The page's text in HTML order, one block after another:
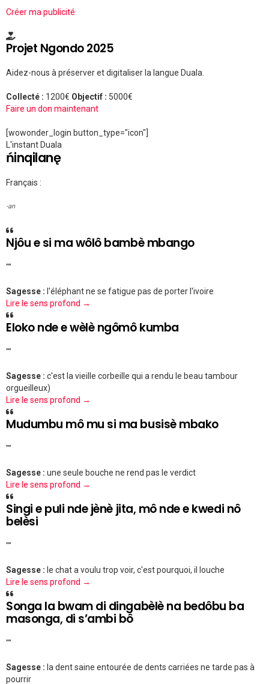
Créer ma publicité
Projet Ngondo 2025
Aidez-nous à préserver et digitaliser la langue Duala.
Collecté : 1200€ Objectif : 5000€
Faire un don maintenant
[wowonder_login button_type="icon"]
L'instant Duala
ńinqilanę
Français :
-an
Njôu e si ma wôlô bambè mbango
""
Sagesse : l'éléphant ne se fatigue pas de porter l'ivoire
Lire le sens profond →
Eloko nde e wèlè ngômô kumba
""
Sagesse : c'est la vieille corbeille qui a rendu le beau tambour
orgueilleux)
Lire le sens profond →
Mudumbu mô mu si ma busisè mbako
""
Sagesse : une seule bouche ne rend pas le verdict
Lire le sens profond →
Singi e puli nde jènè jita, mô nde e kwedi nô
belèsi
""
Sagesse : le chat a voulu trop voir, c'est pourquoi, il louche
Lire le sens profond →
Songa la bwam di dingabèlè na bedôbu ba
masonga, di s’ambi bô
""
Sagesse : la dent saine entourée de dents carriées ne tarde pas à
pourrir